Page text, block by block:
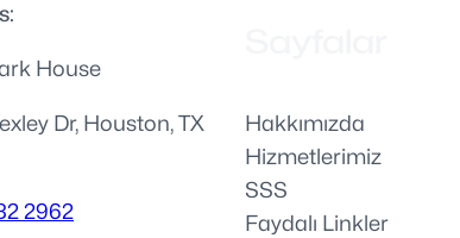
House
Dr, Houston, TX
2962
Hakkımızda
Hizmetlerimiz
SSS
Faydalı Linkler